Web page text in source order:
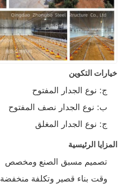
بناء مبنى الفولاذ
هيكل الفولاذ المغلف بالمسحوق
خيارات التكوين
ج: نوع الجدار المفتوح
ب: نوع الجدار نصف المفتوح
ج: نوع الجدار المغلق
المزايا الرئيسية
تصميم مسبق الصنع ومخصص
وقت بناء قصير وتكلفة منخفضة